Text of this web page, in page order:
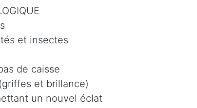
et insectes
de caisse
et brillance)
un nouvel éclat